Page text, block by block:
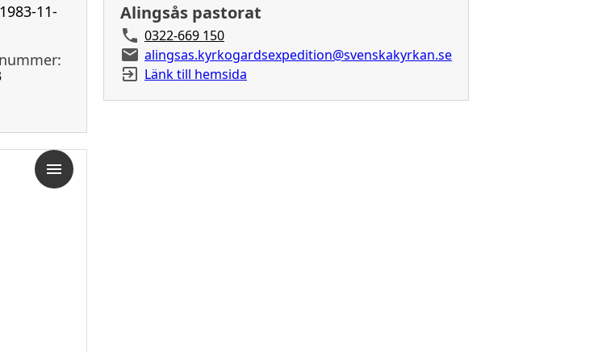
1983-11-
Alingsås pastorat
0322-669 150
alingsas.kyrkogardsexpedition@svenskakyrkan.se
Länk till hemsida